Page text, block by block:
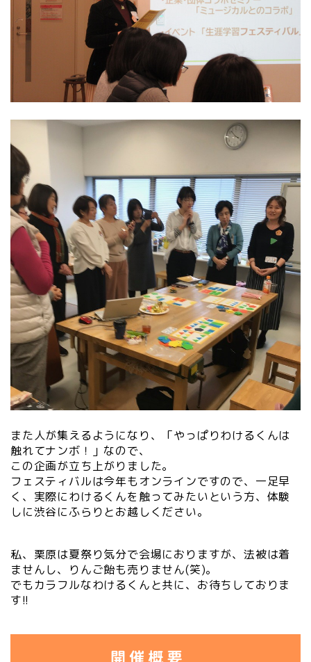
また人が集えるようになり、「やっぱりわけるくんは
触れてナンボ！」なので、
この企画が立ち上がりました。
フェスティバルは今年もオンラインですので、一足早
く、実際にわけるくんを触ってみたいという方、体験
しに渋谷にふらりとお越しください。
私、栗原は夏祭り気分で会場におりますが、法被は着
ませんし、りんご飴も売りません(笑)。
でもカラフルなわけるくんと共に、お待ちしておりま
す!!